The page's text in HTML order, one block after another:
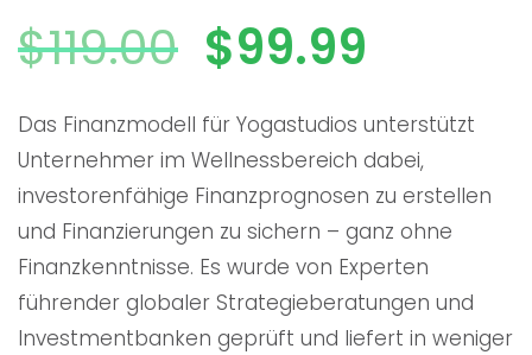
$119.00
Preis
war:
$119.00
$99.99
Preis
ist:
Das Finanzmodell für Yogastudios unterstützt
Unternehmer im Wellnessbereich dabei,
investorenfähige Finanzprognosen zu erstellen
und Finanzierungen zu sichern – ganz ohne
Finanzkenntnisse. Es wurde von Experten
führender globaler Strategieberatungen und
Investmentbanken geprüft und liefert in weniger